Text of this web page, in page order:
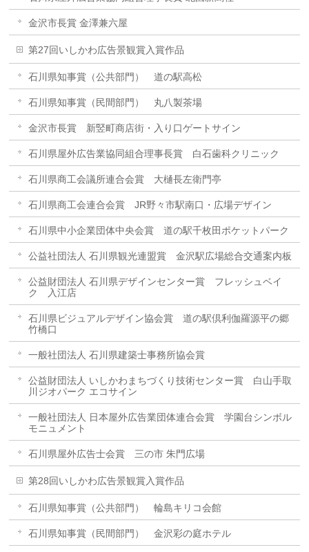
金沢市長賞 金澤兼六屋
第27回いしかわ広告景観賞入賞作品
石川県知事賞（公共部門） 道の駅高松
石川県知事賞（民間部門） 丸八製茶場
金沢市長賞 新竪町商店街・入り口ゲートサイン
石川県屋外広告業協同組合理事長賞 白石歯科クリニック
石川県商工会議所連合会賞 大樋長左衛門亭
石川県商工会連合会賞 JR野々市駅南口・広場デザイン
石川県中小企業団体中央会賞 道の駅千枚田ポケットパーク
公益社団法人 石川県観光連盟賞 金沢駅広場総合交通案内板
公益財団法人 石川県デザインセンター賞 フレッシュベイ
ク 入江店
石川県ビジュアルデザイン協会賞 道の駅倶利伽羅源平の郷
竹橋口
一般社団法人 石川県建築士事務所協会賞
公益財団法人 いしかわまちづくり技術センター賞 白山手取
川ジオパーク エコサイン
一般社団法人 日本屋外広告業団体連合会賞 学園台シンボル
モニュメント
石川県屋外広告士会賞 三の市 朱門広場
第28回いしかわ広告景観賞入賞作品
石川県知事賞（公共部門） 輪島キリコ会館
石川県知事賞（民間部門） 金沢彩の庭ホテル